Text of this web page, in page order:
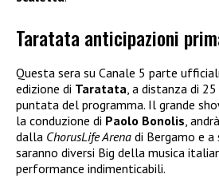
Taratata anticipazioni
Questa sera su Canale 5 parte
edizione di Taratata , a distanza di
puntata del programma. Il grande
la conduzione di Paolo Bonolis ,
dalla ChorusLife Arena di Bergamo e
saranno diversi Big della musica
performance indimenticabili.